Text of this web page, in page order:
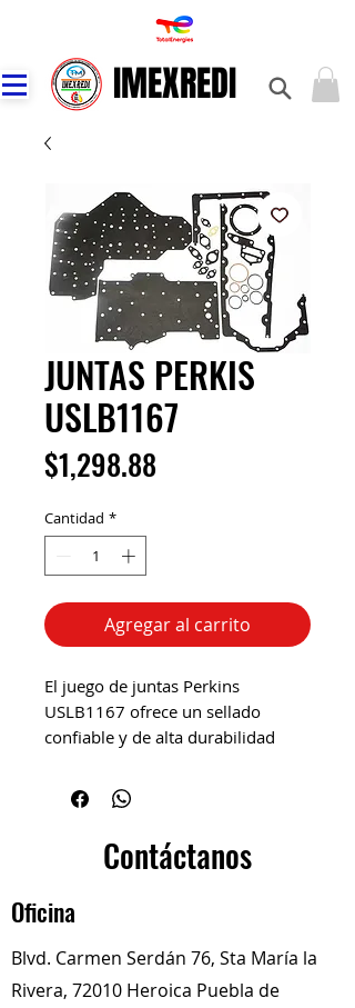
IMEXREDI
IMEXREDI
JUNTAS PERKIS
USLB1167
$1,298.88
Cantidad *
Agregar al carrito
El juego de juntas Perkins
USLB1167 ofrece un sellado
confiable y de alta durabilidad
motor. Fabricadas con materiales
resistentes a temperatura y
presión, aseguran un ajuste
perfecto y evitan fugas,
óptimo del motor en aplicaciones
Contáctanos
Oficina
Blvd. Carmen Serdán 76, Sta María la
Rivera, 72010 Heroica Puebla de